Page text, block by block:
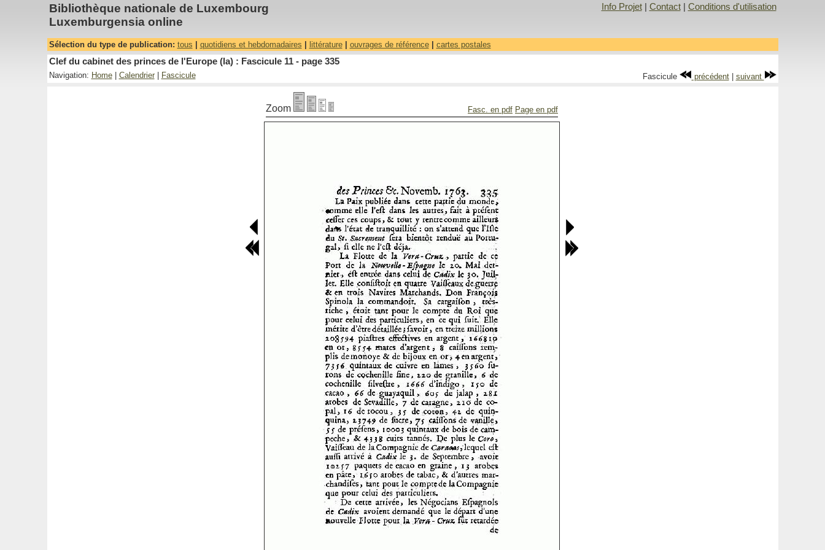
Bibliothèque nationale de Luxembourg
Luxemburgensia online
Info Projet| Contact| Conditions d'utilisation
Sélection du type de publication: tous quotidiens et hebdomadaires littérature| ouvrages de référence| cartes postales
Clef du cabinet des princes de l'Europe (la) : Fascicule 11 - page 335
Navigation: Home| Calendrier| Fascicule Fascicule précédent| suivant
Zoom Fasc. en pdf Page en pdf